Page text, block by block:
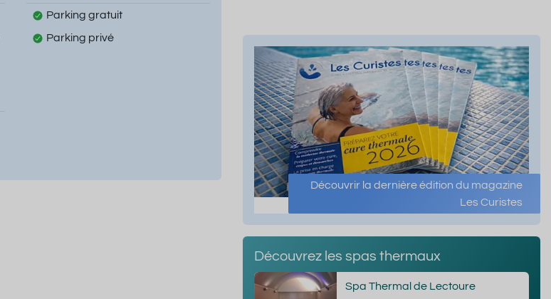
Parking gratuit
Parking privé
Découvrir la dernière édition du magazine
Les Curistes
Découvrez les spas thermaux
Spa Thermal de Lectoure